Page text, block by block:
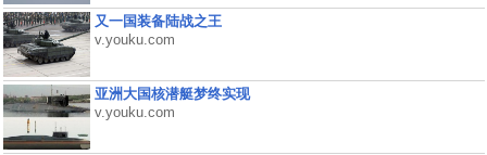
又一国装备陆战之王
v.youku.com
亚洲大国核潜艇梦终实现
v.youku.com